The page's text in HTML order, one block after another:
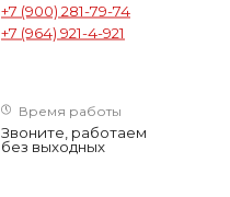
+7 (900) 281-79-74
+7 (964) 921-4-921
Время работы
Звоните, работаем
без выходных